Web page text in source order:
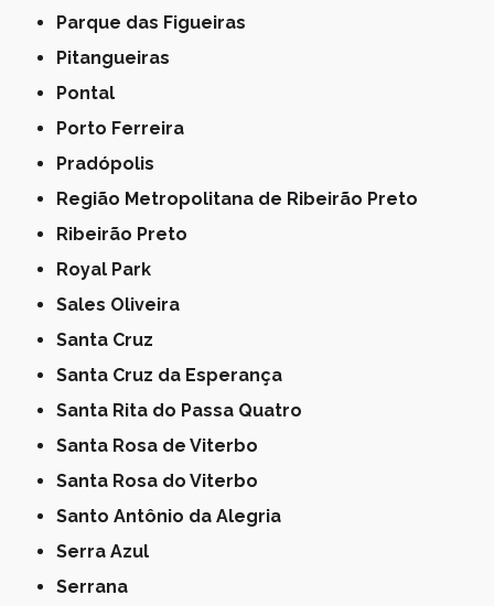
Parque das Figueiras
Pitangueiras
Pontal
Porto Ferreira
Pradópolis
Região Metropolitana de Ribeirão Preto
Ribeirão Preto
Royal Park
Sales Oliveira
Santa Cruz
Santa Cruz da Esperança
Santa Rita do Passa Quatro
Santa Rosa de Viterbo
Santa Rosa do Viterbo
Santo Antônio da Alegria
Serra Azul
Serrana